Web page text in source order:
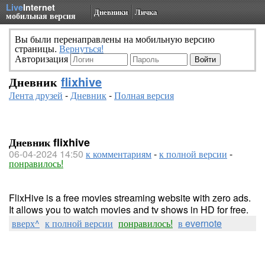
LiveInternet
мобильная версия Дневники Личка
Вы были перенаправлены на мобильную версию
страницы. Вернуться!
Авторизация
Дневник flixhive
Лента друзей -Дневник-Полная версия
Дневник flixhive
06-04-2024 14:50 к комментариям-к полной версии -
понравилось!
FlixHive is a free movies streaming website with zero ads.
It allows you to watch movies and tv shows in HD for free.
вверх^ к полной версии понравилось! в evernote